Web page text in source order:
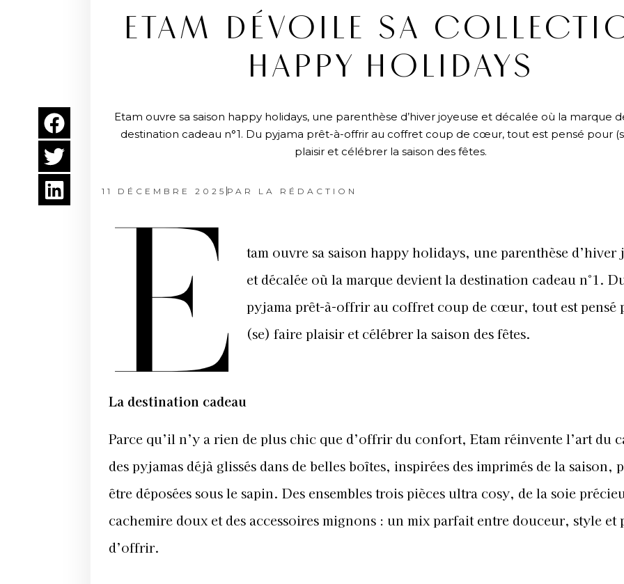
ETAM DÉVOILE SA
HAPPY HOLIDAYS
Etam ouvre sa saison happy holidays, une parenthèse d’hiver joyeuse et décalée où la marque
destination cadeau n°1. Du pyjama prêt-à-offrir au coffret coup de cœur, tout est pensé pour
plaisir et célébrer la saison des fêtes.
11 DÉCEMBRE 2025 PAR LA RÉDACTION
E
tam ouvre sa saison happy holidays, une parenthèse d’hiver
et décalée où la marque devient la destination cadeau n°1.
pyjama prêt-à-offrir au coffret coup de cœur, tout est pensé
(se) faire plaisir et célébrer la saison des fêtes.
La destination cadeau
Parce qu’il n’y a rien de plus chic que d’offrir du confort, Etam réinvente l’art du
des pyjamas déjà glissés dans de belles boîtes, inspirées des imprimés de la saison,
être déposées sous le sapin. Des ensembles trois pièces ultra cosy, de la soie
cachemire doux et des accessoires mignons : un mix parfait entre douceur, style et
d’offrir.